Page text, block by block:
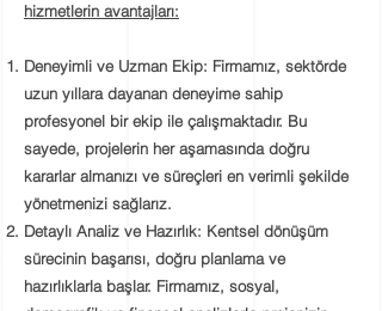
hizmetlerin avantajları:
Deneyimli ve Uzman Ekip: Firmamız, sektörde
uzun yıllara dayanan deneyime sahip
profesyonel bir ekip ile çalışmaktadır. Bu
sayede, projelerin her aşamasında doğru
kararlar almanızı ve süreçleri en verimli şekilde
yönetmenizi sağlarız.
Detaylı Analiz ve Hazırlık: Kentsel dönüşüm
sürecinin başarısı, doğru planlama ve
hazırlıklarla başlar. Firmamız, sosyal,